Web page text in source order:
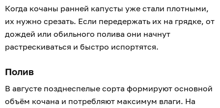
Когда кочаны ранней капусты уже стали плотными,
их нужно срезать. Если передержать их на грядке, от
дождей или обильного полива они начнут
растрескиваться и быстро испортятся.
Полив
В августе позднеспелые сорта формируют основной
объём кочана и потребляют максимум влаги. На